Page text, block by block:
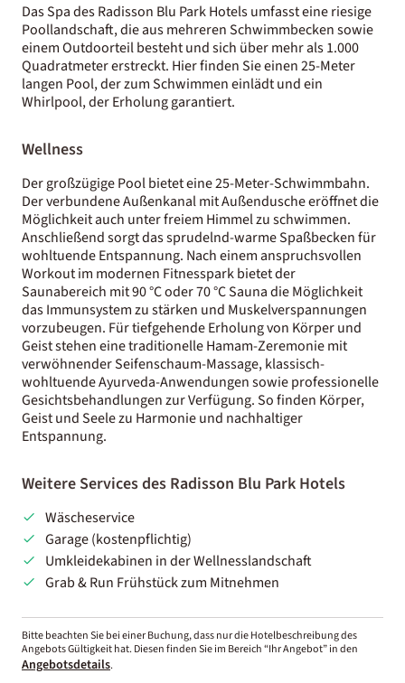
Das Spa des Radisson Blu Park Hotels umfasst eine riesige
Poollandschaft, die aus mehreren Schwimmbecken sowie
einem Outdoorteil besteht und sich über mehr als 1.000
Quadratmeter erstreckt. Hier finden Sie einen 25-Meter
langen Pool, der zum Schwimmen einlädt und ein
Whirlpool, der Erholung garantiert.
Wellness
Der großzügige Pool bietet eine 25-Meter-Schwimmbahn.
Der verbundene Außenkanal mit Außendusche eröffnet die
Möglichkeit auch unter freiem Himmel zu schwimmen.
Anschließend sorgt das sprudelnd-warme Spaßbecken für
wohltuende Entspannung. Nach einem anspruchsvollen
Workout im modernen Fitnesspark bietet der
Saunabereich mit 90 °C oder 70 °C Sauna die Möglichkeit
das Immunsystem zu stärken und Muskelverspannungen
vorzubeugen. Für tiefgehende Erholung von Körper und
Geist stehen eine traditionelle Hamam-Zeremonie mit
verwöhnender Seifenschaum-Massage, klassisch-
wohltuende Ayurveda-Anwendungen sowie professionelle
Gesichtsbehandlungen zur Verfügung. So finden Körper,
Geist und Seele zu Harmonie und nachhaltiger
Entspannung.
Weitere Services des Radisson Blu Park Hotels
Wäscheservice
Garage (kostenpflichtig)
Umkleidekabinen in der Wellnesslandschaft
Grab & Run Frühstück zum Mitnehmen
Bitte beachten Sie bei einer Buchung, dass nur die Hotelbeschreibung des
Angebots Gültigkeit hat. Diesen finden Sie im Bereich “Ihr Angebot” in den
Angebotsdetails.